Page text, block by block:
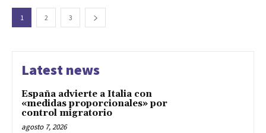
1 2 3
Latest news
España advierte a Italia con
«medidas proporcionales» por
control migratorio
agosto 7, 2026